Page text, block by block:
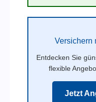
Versichern
Entdecken Sie
flexible
Jetzt